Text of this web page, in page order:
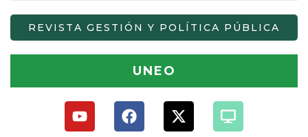
REVISTA GESTIÓN Y POLÍTICA PÚBLICA
UNEO